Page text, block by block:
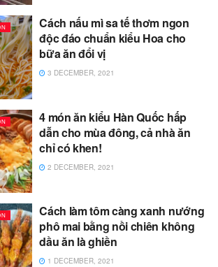
Cách nấu mì sa tế thơm ngon
độc đáo chuẩn kiểu Hoa cho
bữa ăn đổi vị
3 DECEMBER, 2021
4 món ăn kiểu Hàn Quốc hấp
dẫn cho mùa đông, cả nhà ăn
chỉ có khen!
2 DECEMBER, 2021
Cách làm tôm càng xanh nướng
phô mai bằng nồi chiên không
dầu ăn là ghiền
1 DECEMBER, 2021